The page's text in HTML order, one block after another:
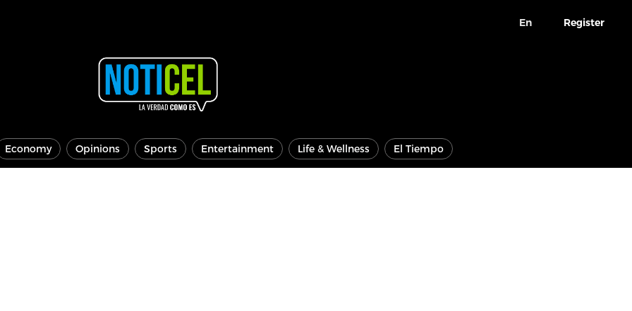
En Register
Economy Opinions Sports Entertainment Life & Wellness El Tiempo